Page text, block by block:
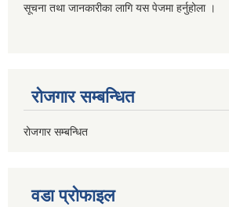
सूचना तथा जानकारीका लागि यस पेजमा हर्नुहोला ।
रोजगार सम्बन्धित
रोजगार सम्बन्धित
वडा प्रोफाइल